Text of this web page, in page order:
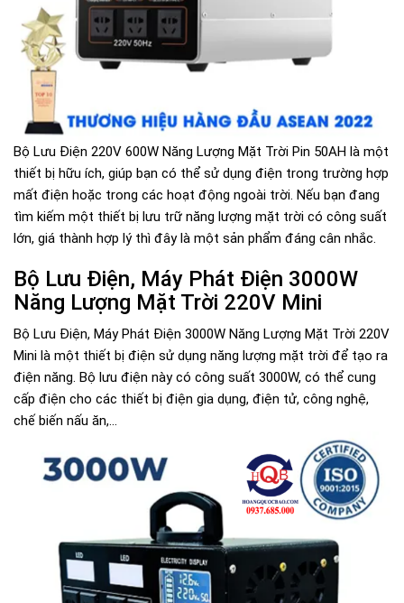
Bộ Lưu Điện 220V 600W Năng Lượng Mặt Trời Pin 50AH là một
thiết bị hữu ích, giúp bạn có thể sử dụng điện trong trường hợp
mất điện hoặc trong các hoạt động ngoài trời. Nếu bạn đang
tìm kiếm một thiết bị lưu trữ năng lượng mặt trời có công suất
lớn, giá thành hợp lý thì đây là một sản phẩm đáng cân nhắc.
Bộ Lưu Điện, Máy Phát Điện 3000W
Năng Lượng Mặt Trời 220V Mini
Bộ Lưu Điện, Máy Phát Điện 3000W Năng Lượng Mặt Trời 220V
Mini là một thiết bị điện sử dụng năng lượng mặt trời để tạo ra
điện năng. Bộ lưu điện này có công suất 3000W, có thể cung
cấp điện cho các thiết bị điện gia dụng, điện tử, công nghệ,
chế biến nấu ăn,...